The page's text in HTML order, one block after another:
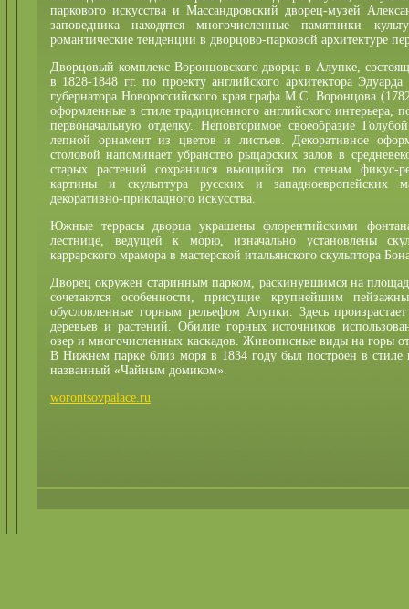
паркового искусства и Массандровский дворец-музей
заповедника находятся многочисленные памятники
романтические тенденции в дворцово-парковой архитектуре
Дворцовый комплекс Воронцовского дворца в Алупке,
в 1828-1848 гг. по проекту английского архитектора
губернатора Новороссийского края графа М.С. Воронцова
оформленные в стиле традиционного английского интерьера,
первоначальную отделку. Неповторимое своеобразие
лепной орнамент из цветов и листьев. Декоративное
столовой напоминает убранство рыцарских залов в
старых растений сохранился вьющийся по стенам фикус-
картины и скульптура русских и западноевропейских
декоративно-прикладного искусства.
Южные террасы дворца украшены флорентийскими
лестнице, ведущей к морю, изначально установлены
каррарского мрамора в мастерской итальянского скульптора
Дворец окружен старинным парком, раскинувшимся на
сочетаются особенности, присущие крупнейшим
обусловленные горным рельефом Алупки. Здесь
деревьев и растений. Обилие горных источников
озер и многочисленных каскадов. Живописные виды на горы
В Нижнем парке близ моря в 1834 году был построен в стиле
названный «Чайным домиком».
worontsovpalace.ru